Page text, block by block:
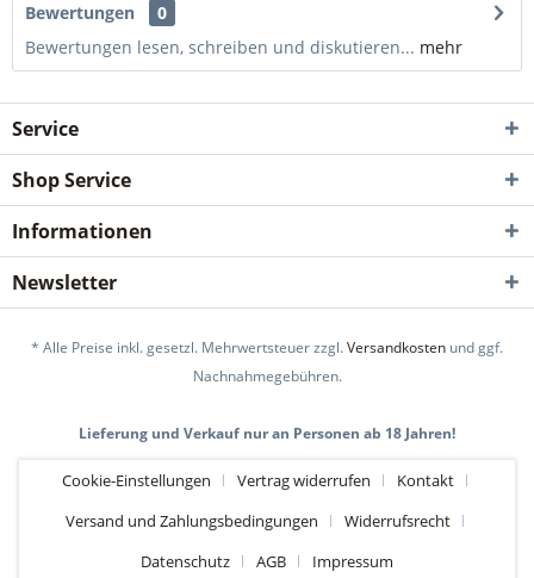
Bewertungen
0
Bewertungen lesen, schreiben und diskutieren... mehr
Service
Shop Service
Informationen
Newsletter
* Alle Preise inkl. gesetzl. Mehrwertsteuer zzgl.Versandkosten und ggf.
Nachnahmegebühren.
Lieferung und Verkauf nur an Personen ab 18 Jahren!
Cookie-Einstellungen Vertrag widerrufen
Kontakt
Versand und Zahlungsbedingungen
Widerrufsrecht
Datenschutz
AGB Impressum